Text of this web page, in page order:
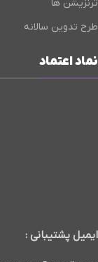
ترنزیشن ها
طرح تدوین سالانه
نماد اعتماد
ایمیل پشتیبانی :